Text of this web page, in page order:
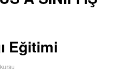
Eğitimi